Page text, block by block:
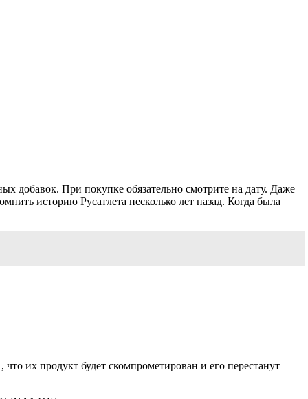
добавок. При покупке обязательно смотрите на дату. Даже
историю Русатлета несколько лет назад. Когда была
их продукт будет скомпрометирован и его перестанут